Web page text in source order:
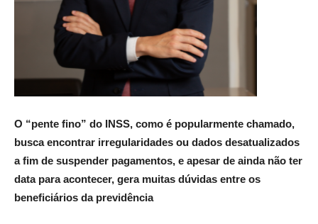
O “pente fino” do INSS, como é popularmente chamado,
busca encontrar irregularidades ou dados desatualizados
a fim de suspender pagamentos, e apesar de ainda não ter
data para acontecer, gera muitas dúvidas entre os
beneficiários da previdência